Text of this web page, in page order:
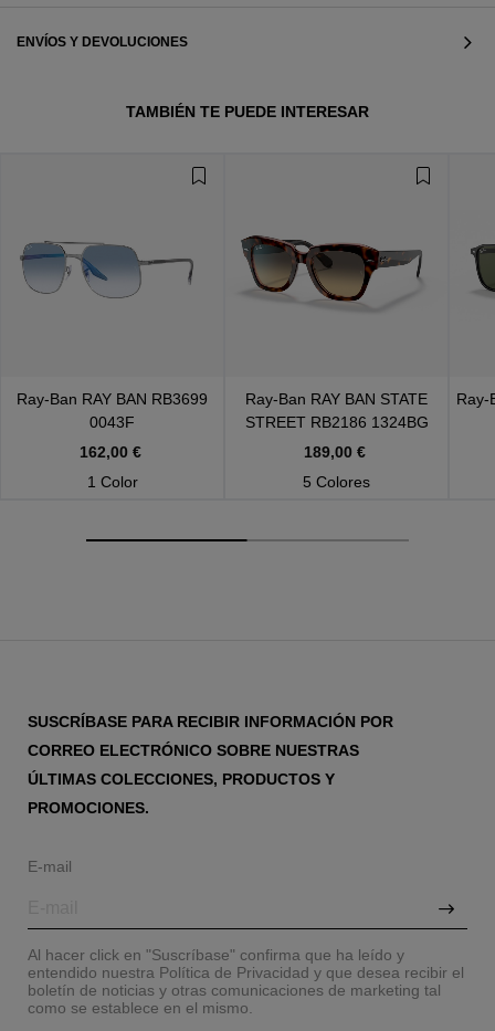
VER TODOS
ENVÍOS Y DEVOLUCIONES
TAMBIÉN TE PUEDE INTERESAR
Ray-Ban RAY BAN RB3699
0043F
162,00 €
1 Color
Ray-Ban RAY BAN STATE
STREET RB2186 1324BG
189,00 €
5 Colores
SUSCRÍBASE PARA RECIBIR INFORMACIÓN POR
CORREO ELECTRÓNICO SOBRE NUESTRAS
ÚLTIMAS COLECCIONES, PRODUCTOS Y
PROMOCIONES.
E-mail
Al hacer click en "Suscríbase" confirma que ha leído y
entendido nuestra Política de Privacidad y que desea recibir el
boletín de noticias y otras comunicaciones de marketing tal
como se establece en el mismo.